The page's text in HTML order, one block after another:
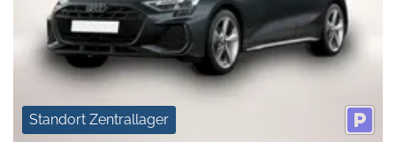
Standort Zentrallager